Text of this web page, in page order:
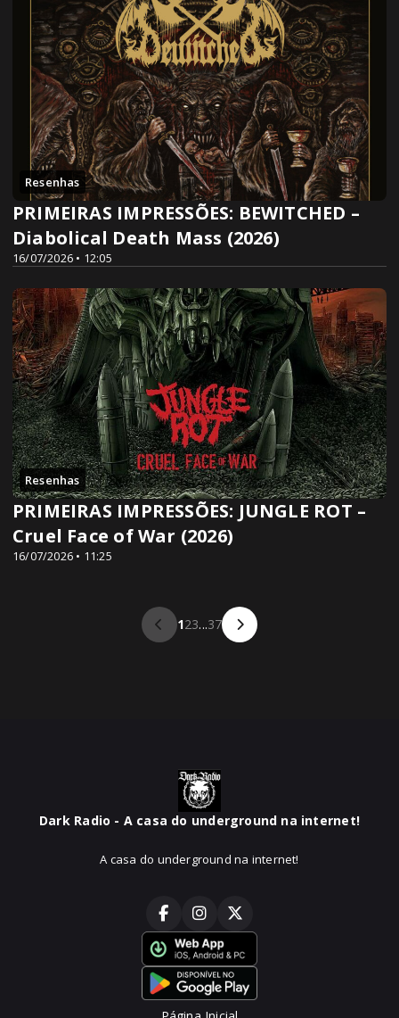
Resenhas
16/07/2026 • 12:05
PRIMEIRAS IMPRESSÕES: BEWITCHED –
Diabolical Death Mass (2026)
Resenhas
16/07/2026 • 11:25
PRIMEIRAS IMPRESSÕES: JUNGLE ROT –
Cruel Face of War (2026)
123...37
Dark Radio - A casa do underground na internet!
A casa do underground na internet!